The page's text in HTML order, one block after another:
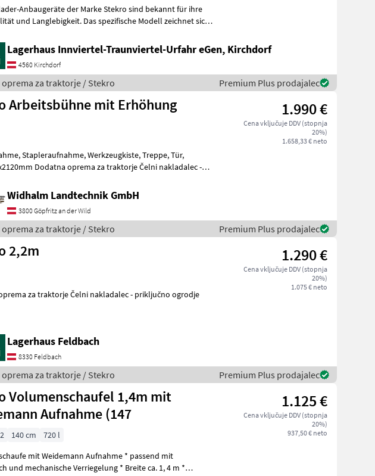
Anbaugeräte der Marke Stekro sind bekannt für ihre
und Langlebigkeit. Das spezifische Modell zeichnet sich
Lagerhaus Innviertel-Traunviertel-Urfahr eGen, Kirchdorf
4560 Kirchdorf
oprema za traktorje / Stekro Premium Plus prodajalec
Arbeitsbühne mit Erhöhung 1.990 €
Cena vključuje DDV (stopnja
20%)
1.658,33 € neto
Treppe, Tür,
za traktorje Čelni nakladalec -
Widhalm Landtechnik GmbH
3800 Göpfritz an der Wild
oprema za traktorje / Stekro Premium Plus prodajalec
2,2m 1.290 €
Cena vključuje DDV (stopnja
20%)
1.075 € neto
za traktorje Čelni nakladalec - priključno ogrodje
Lagerhaus Feldbach
8330 Feldbach
oprema za traktorje / Stekro Premium Plus prodajalec
Volumenschaufel 1,4m mit
Aufnahme (147
1.125 €
Cena vključuje DDV (stopnja
20%)
937,50 € neto
140 cm
720 l
mit Weidemann Aufnahme * passend mit
und mechanische Verriegelung * Breite ca. 1, 4 m *